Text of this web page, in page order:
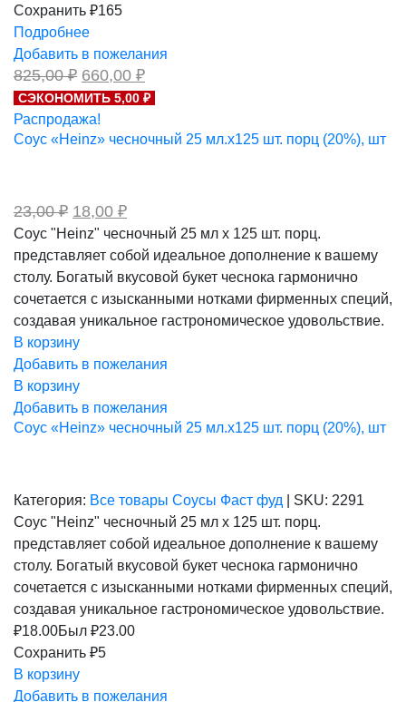
Сохранить ₽165
Подробнее
Добавить в пожелания
825,00₽ Первоначальная
цена
составляла
825,00 ₽.
660,00 ₽Текущая
цена:
660,00 ₽.
СЭКОНОМИТЬ 5,00 ₽
Распродажа!
Соус «Heinz» чесночный 25 мл.х125 шт. порц (20%), шт
23,00₽ Первоначальная
цена
составляла
23,00 ₽.
18,00 ₽Текущая
18,00 ₽.
Соус "Heinz" чесночный 25 мл х 125 шт. порц.
представляет собой идеальное дополнение к вашему
столу. Богатый вкусовой букет чеснока гармонично
сочетается с изысканными нотками фирменных специй,
создавая уникальное гастрономическое удовольствие.
В корзину
Добавить в пожелания
В корзину
Добавить в пожелания
Соус «Heinz» чесночный 25 мл.х125 шт. порц (20%), шт
Категория: Все товары Соусы Фаст фуд SKU: 2291
Соус "Heinz" чесночный 25 мл х 125 шт. порц.
представляет собой идеальное дополнение к вашему
столу. Богатый вкусовой букет чеснока гармонично
сочетается с изысканными нотками фирменных специй,
создавая уникальное гастрономическое удовольствие.
₽18.00Был ₽23.00
Сохранить ₽5
В корзину
Добавить в пожелания